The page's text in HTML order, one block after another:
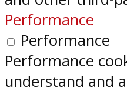
Performance
Performance
Performance
understand and